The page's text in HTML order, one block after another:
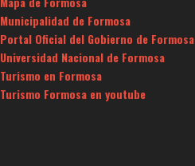
Municipalidad de Formosa
Portal Oficial del Gobierno de Formosa
Universidad Nacional de Formosa
Turismo en Formosa
Turismo Formosa en youtube